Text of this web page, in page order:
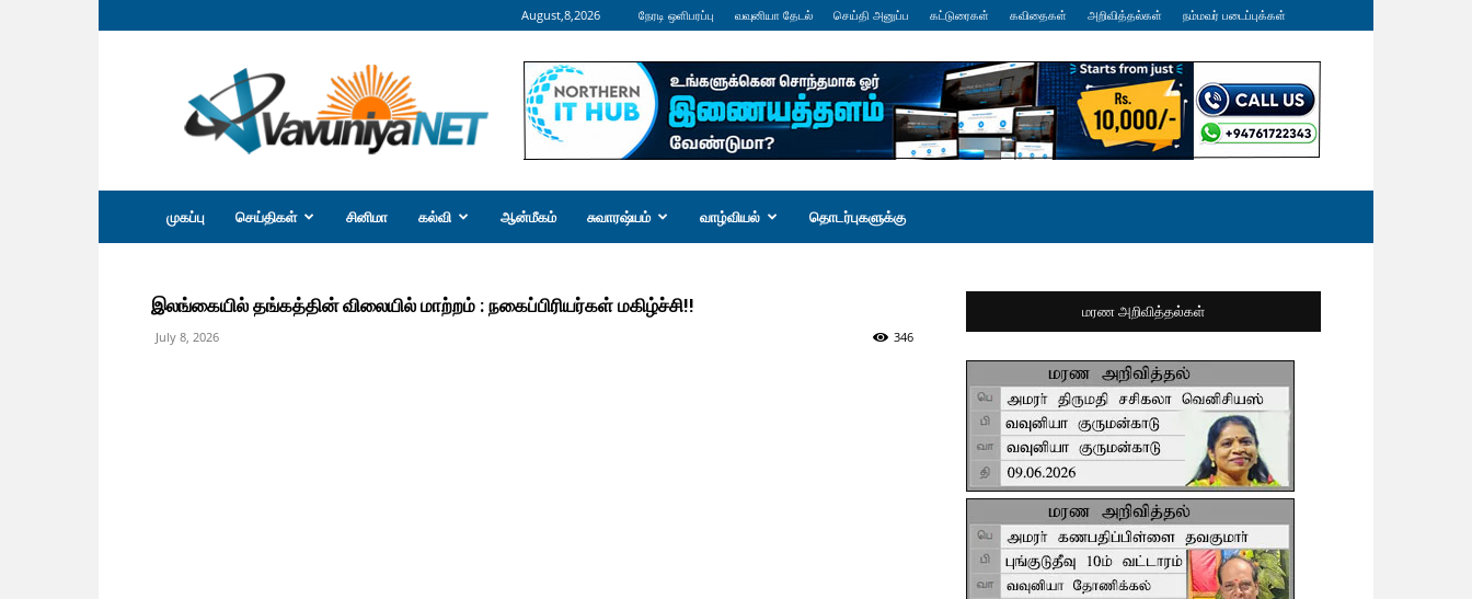
August,8,2026 நேரடி ஒளிபரப்பு வவுனியா தேடல் செய்தி அனுப்ப கட்டுரைகள் கவிதைகள் அறிவித்தல்கள் நம்மவர் படைப்புக்கள்
வவுனியா
நெற்
முகப்பு செய்திகள் சினிமா கல்வி ஆன்மீகம் சுவாரஷ்யம் வாழ்வியல் தொடர்புகளுக்கு
இலங்கையில் தங்கத்தின் விலையில் மாற்றம் : நகைப்பிரியர்கள் மகிழ்ச்சி!!
July 8, 2026 346
மரண அறிவித்தல்கள்